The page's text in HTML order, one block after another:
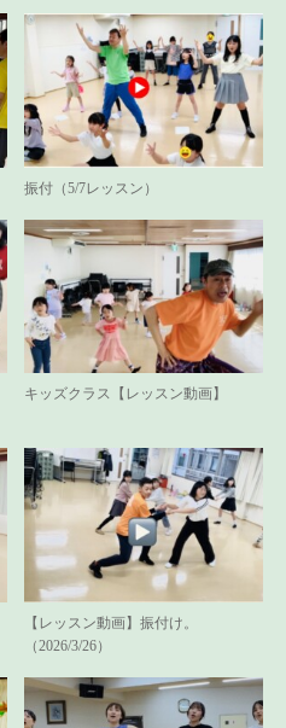
振付（5/7レッスン）
キッズクラス【レッスン動画】
【レッスン動画】振付け。
（2026/3/26）